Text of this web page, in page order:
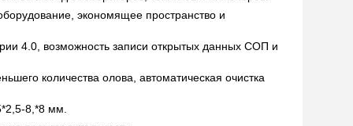
экономящее пространство и
4.0, возможность записи открытых данных СОП и
количества олова, автоматическая очистка
8,*8 мм.